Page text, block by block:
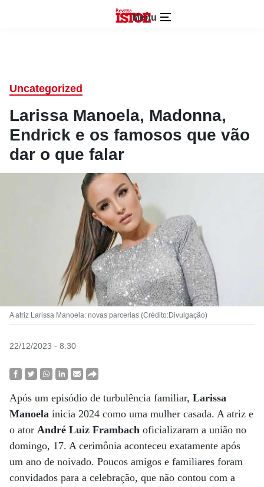
Menu
Uncategorized
Larissa Manoela, Madonna,
Endrick e os famosos que vão
dar o que falar
A atriz Larissa Manoela: novas parcerias (Crédito:Divulgação)
22/12/2023 - 8:30
Após um episódio de turbulência familiar, Larissa
Manoela inicia 2024 como uma mulher casada. A atriz e
o ator André Luiz Frambach oficializaram a união no
domingo, 17. A cerimônia aconteceu exatamente após
um ano de noivado. Poucos amigos e familiares foram
convidados para a celebração, que não contou com a